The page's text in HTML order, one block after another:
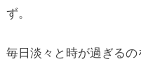
ず。
毎日淡々と時が過ぎるの